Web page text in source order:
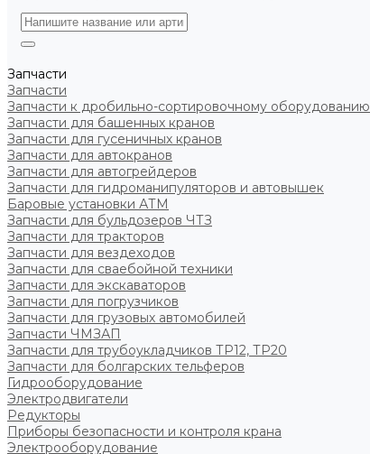
Запчасти
Запчасти
Запчасти к дробильно-сортировочному оборудованию
Запчасти для башенных кранов
Запчасти для гусеничных кранов
Запчасти для автокранов
Запчасти для автогрейдеров
Запчасти для гидроманипуляторов и автовышек
Баровые установки АТМ
Запчасти для бульдозеров ЧТЗ
Запчасти для тракторов
Запчасти для вездеходов
Запчасти для сваебойной техники
Запчасти для экскаваторов
Запчасти для погрузчиков
Запчасти для грузовых автомобилей
Запчасти ЧМЗАП
Запчасти для трубоукладчиков ТР12, ТР20
Запчасти для болгарских тельферов
Гидрооборудование
Электродвигатели
Редукторы
Приборы безопасности и контроля крана
Электрооборудование